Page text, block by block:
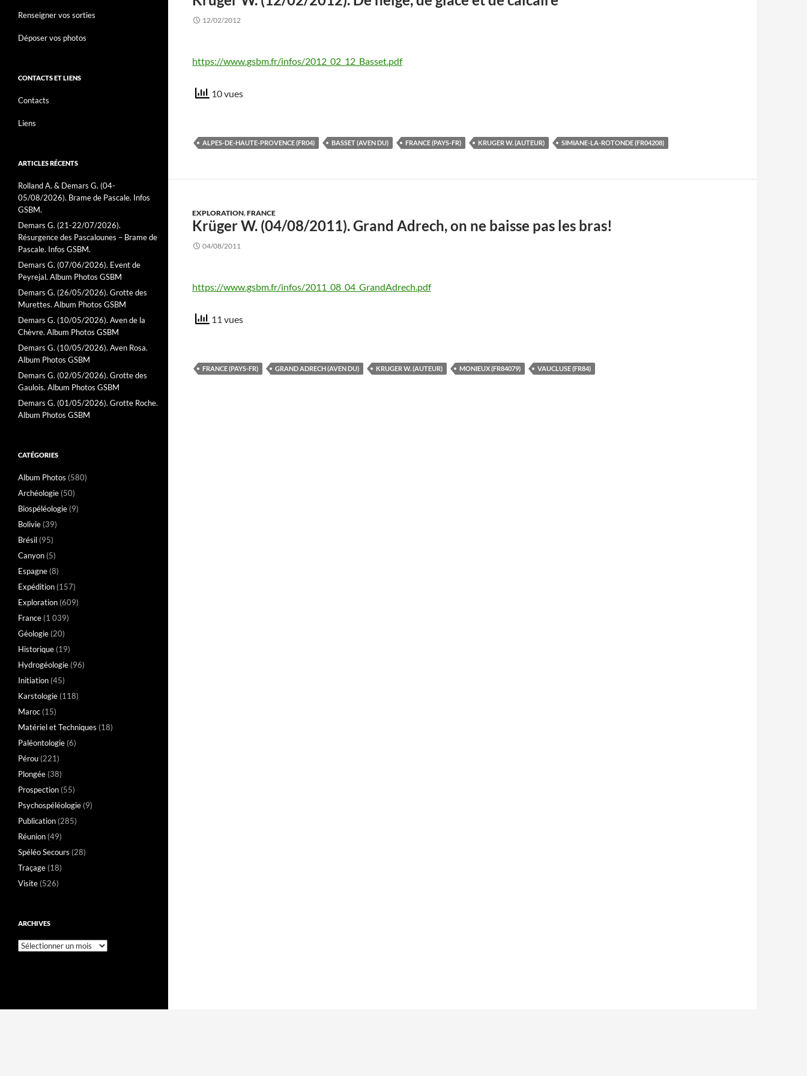
12/02/2012
https://www.gsbm.fr/infos/2012_02_12_Basset.pdf
10 vues
ALPES-DE-HAUTE-PROVENCE (FR04) BASSET (AVEN DU) FRANCE (PAYS-FR) KRUGER W. (AUTEUR) SIMIANE-LA-ROTONDE (FR04208)
EXPLORATION,FRANCE
Krüger W. (04/08/2011). Grand Adrech, on ne baisse pas les bras!
04/08/2011
https://www.gsbm.fr/infos/2011_08_04_GrandAdrech.pdf
11 vues
FRANCE (PAYS-FR) GRAND ADRECH (AVEN DU) KRUGER W. (AUTEUR) MONIEUX (FR84079) VAUCLUSE (FR84)
Renseigner vos sorties
Déposer vos photos
CONTACTS ET LIENS
Contacts
Liens
ARTICLES RÉCENTS
Rolland A. & Demars G. (04-
05/08/2026). Brame de Pascale. Infos
GSBM.
Demars G. (21-22/07/2026).
Résurgence des Pascalounes – Brame de
Pascale. Infos GSBM.
Demars G. (07/06/2026). Event de
Peyrejal. Album Photos GSBM
Demars G. (26/05/2026). Grotte des
Murettes. Album Photos GSBM
Demars G. (10/05/2026). Aven de la
Chèvre. Album Photos GSBM
Demars G. (10/05/2026). Aven Rosa.
Album Photos GSBM
Demars G. (02/05/2026). Grotte des
Gaulois. Album Photos GSBM
Demars G. (01/05/2026). Grotte Roche.
Album Photos GSBM
CATÉGORIES
Album Photos (580)
Archéologie (50)
Biospéléologie (9)
Bolivie (39)
Brésil (95)
Canyon (5)
Espagne (8)
Expédition (157)
Exploration (609)
France (1 039)
Géologie (20)
Historique (19)
Hydrogéologie (96)
Initiation (45)
Karstologie (118)
Maroc (15)
Matériel et Techniques (18)
Paléontologie (6)
Pérou (221)
Plongée (38)
Prospection (55)
Psychospéléologie (9)
Publication (285)
Réunion (49)
Spéléo Secours (28)
Traçage (18)
Visite (526)
ARCHIVES
Archives